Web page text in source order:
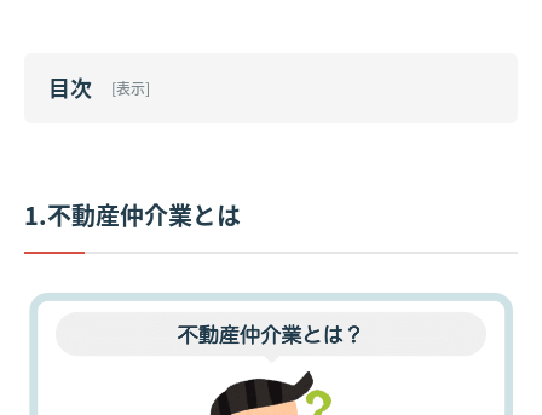
目次 [表示]
1.不動産仲介業とは